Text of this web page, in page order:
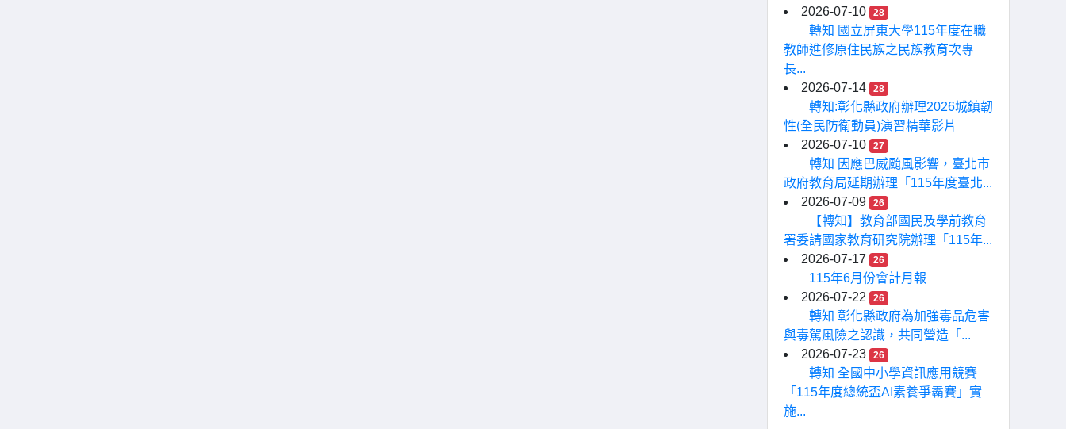
2026-07-10
28
轉知 國立屏東大學115年度在職
教師進修原住民族之民族教育次專
長...
2026-07-14
28
轉知:彰化縣政府辦理2026城鎮韌
性(全民防衛動員)演習精華影片
2026-07-10
27
轉知 因應巴威颱風影響，臺北市
政府教育局延期辦理「115年度臺北...
2026-07-09
26
【轉知】教育部國民及學前教育
署委請國家教育研究院辦理「115年...
2026-07-17
26
115年6月份會計月報
2026-07-22
26
轉知 彰化縣政府為加強毒品危害
與毒駕風險之認識，共同營造「...
2026-07-23
26
轉知 全國中小學資訊應用競賽
「115年度總統盃AI素養爭霸賽」實
施...